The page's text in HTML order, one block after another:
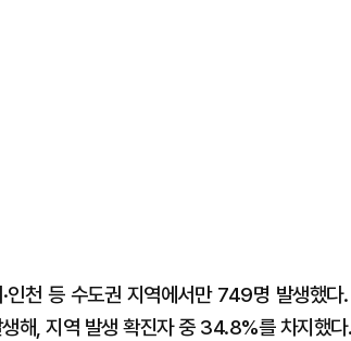
·인천 등 수도권 지역에서만 749명 발생했
해, 지역 발생 확진자 중 34.8%를 차지했다.